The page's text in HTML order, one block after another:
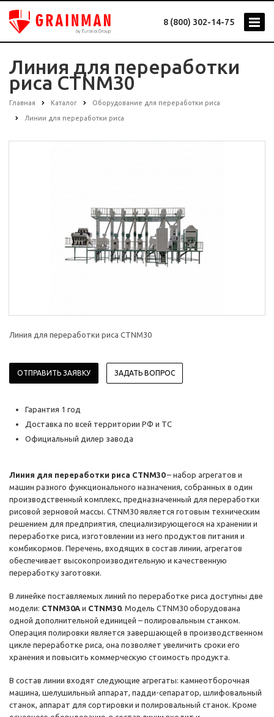
8 (800) 302-14-75
Линия для переработки
риса CTNM30
Главная Каталог Оборудование для переработки риса
Линии для переработки риса
Линия для переработки риса CTNM30
ОТПРАВИТЬ ЗАЯВКУ ЗАДАТЬ ВОПРОС
Гарантия 1 год
Доставка по всей территории РФ и ТС
Официальный дилер завода
Линия для переработки риса CTNM30– набор агрегатов и
машин разного функционального назначения, собранных в один
производственный комплекс, предназначенный для переработки
рисовой зерновой массы. CTNM30 является готовым техническим
решением для предприятия, специализирующегося на хранении и
переработке риса, изготовлении из него продуктов питания и
комбикормов. Перечень, входящих в состав линии, агрегатов
обеспечивает высокопроизводительную и качественную
переработку заготовки.
В линейке поставляемых линий по переработке риса доступны две
модели: CTNM30A и CTNM30. Модель CTNM30 оборудована
одной дополнительной единицей – полировальным станком.
Операция полировки является завершающей в производственном
цикле переработке риса, она позволяет увеличить сроки его
хранения и повысить коммерческую стоимость продукта.
В состав линии входят следующие агрегаты: камнеотборочная
машина, шелушильный аппарат, падди-сепаратор, шлифовальный
станок, аппарат для сортировки и полировальный станок. Кроме